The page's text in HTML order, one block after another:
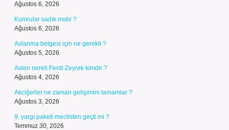
Ağustos 6, 2026
Kumrular sadık mıdır ?
Ağustos 6, 2026
Avlanma belgesi için ne gerekli ?
Ağustos 5, 2026
Aslen nereli Ferdi Zeyrek kimdir ?
Ağustos 4, 2026
Akciğerler ne zaman gelişimini tamamlar ?
Ağustos 3, 2026
9. yargı paketi meclisten geçti mi ?
Temmuz 30, 2026